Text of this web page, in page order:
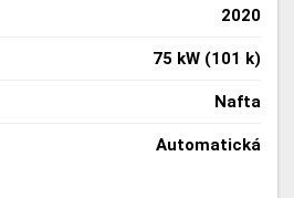
2020
75 kW (101 k)
Nafta
Automatická